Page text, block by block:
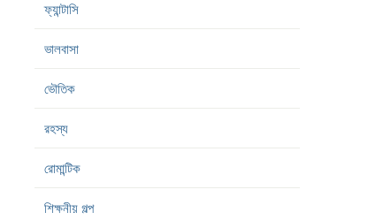
ফ্যান্টাসি
ভালবাসা
ভৌতিক
রহস্য
রোমান্টিক
শিক্ষনীয় গল্প